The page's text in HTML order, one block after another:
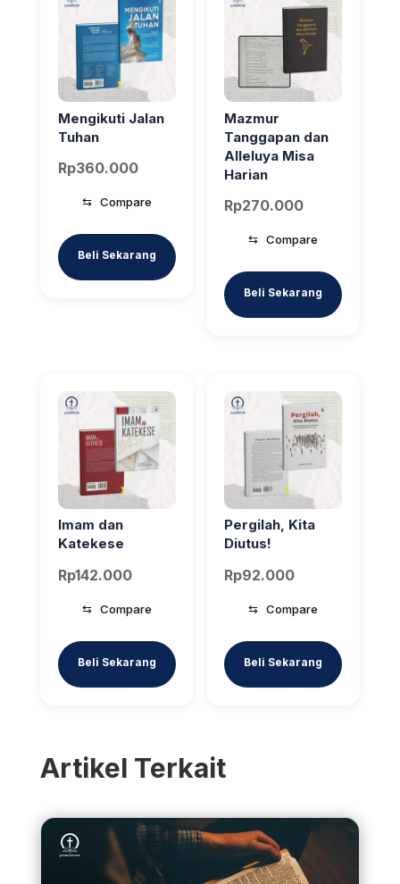
Mengikuti Jalan
Tuhan
Rp360.000
⇆ Compare
Mazmur
Tanggapan dan
Alleluya Misa
Harian
Rp270.000
⇆ Compare
Imam dan
Katekese
Rp142.000
⇆ Compare
Pergilah, Kita
Diutus!
Rp92.000
⇆ Compare
Artikel Terkait